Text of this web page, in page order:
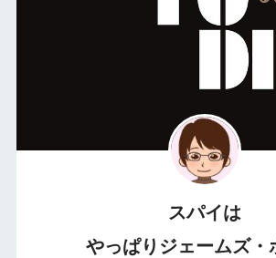
スパイは
やっぱりジェームズ・